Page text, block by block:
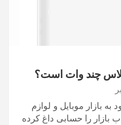
بازار موبایل و لوازم
بازار را حسابی داغ کرده